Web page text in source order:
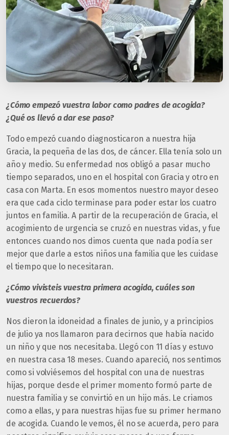
¿Cómo empezó vuestra labor como padres de acogida?
¿Qué os llevó a dar ese paso?
Todo empezó cuando diagnosticaron a nuestra hija
Gracia, la pequeña de las dos, de cáncer. Ella tenía solo un
año y medio. Su enfermedad nos obligó a pasar mucho
tiempo separados, uno en el hospital con Gracia y otro en
casa con Marta. En esos momentos nuestro mayor deseo
era que cada ciclo terminase para poder estar los cuatro
juntos en familia. A partir de la recuperación de Gracia, el
acogimiento de urgencia se cruzó en nuestras vidas, y fue
entonces cuando nos dimos cuenta que nada podía ser
mejor que darle a estos niños una familia que les cuidase
el tiempo que lo necesitaran.
¿Cómo vivisteis vuestra primera acogida, cuáles son
vuestros recuerdos?
Nos dieron la idoneidad a finales de junio, y a principios
de julio ya nos llamaron para decirnos que había nacido
un niño y que nos necesitaba. Llegó con 11 días y estuvo
en nuestra casa 18 meses. Cuando apareció, nos sentimos
como si volviésemos del hospital con una de nuestras
hijas, porque desde el primer momento formó parte de
nuestra familia y se convirtió en un hijo más. Le criamos
como a ellas, y para nuestras hijas fue su primer hermano
de acogida. Cuando le vemos, él no se acuerda, pero para